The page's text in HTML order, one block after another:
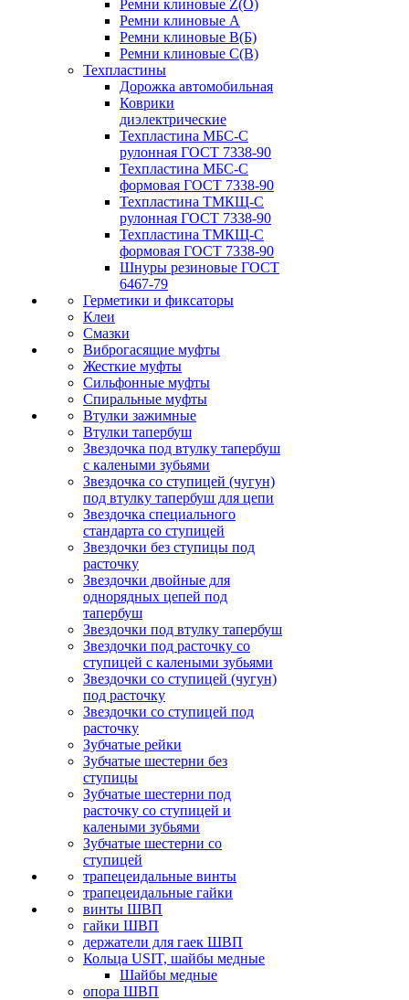
Ремни клиновые Z(О)
Ремни клиновые А
Ремни клиновые В(Б)
Ремни клиновые С(В)
Техпластины
Дорожка автомобильная
Коврики
диэлектрические
Техпластина МБС-С
рулонная ГОСТ 7338-90
Техпластина МБС-С
формовая ГОСТ 7338-90
Техпластина ТМКЩ-С
рулонная ГОСТ 7338-90
Техпластина ТМКЩ-С
формовая ГОСТ 7338-90
Шнуры резиновые ГОСТ
6467-79
Герметики и фиксаторы
Клеи
Смазки
Виброгасящие муфты
Жесткие муфты
Сильфонные муфты
Спиральные муфты
Втулки зажимные
Втулки тапербуш
Звездочка под втулку тапербуш
c калеными зубьями
Звездочка со ступицей (чугун)
под втулку тапербуш для цепи
Звездочка специального
стандарта со ступицей
Звездочки без ступицы под
расточку
Звездочки двойные для
однорядных цепей под
тапербуш
Звездочки под втулку тапербуш
Звездочки под расточку со
ступицей с калеными зубьями
Звездочки со ступицей (чугун)
под расточку
Звездочки со ступицей под
расточку
Зубчатые рейки
Зубчатые шестерни без
ступицы
Зубчатые шестерни под
расточку со ступицей и
калеными зубьями
Зубчатые шестерни со
ступицей
трапецеидальные винты
трапецеидальные гайки
винты ШВП
гайки ШВП
держатели для гаек ШВП
Кольца USIT, шайбы медные
Шайбы медные
опора ШВП